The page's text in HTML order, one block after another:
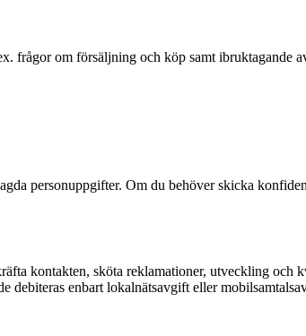
frågor om försäljning och köp samt ibruktagande
personuppgifter. Om du behöver skicka
kontakten, sköta reklamationer, utveckling och
enbart lokalnätsavgift eller